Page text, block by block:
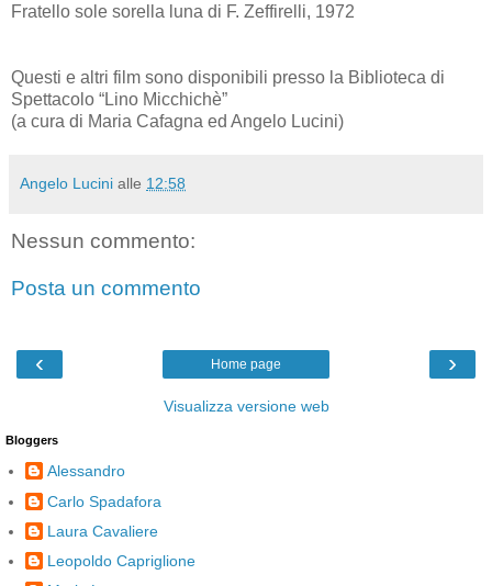
Fratello sole sorella luna di F. Zeffirelli, 1972
Questi e altri film sono disponibili presso la Biblioteca di
Spettacolo “Lino Micchichè”
(a cura di Maria Cafagna ed Angelo Lucini)
Angelo Lucini alle 12:58
Nessun commento:
Posta un commento
‹ ›
Home page
Visualizza versione web
Bloggers
Alessandro
Carlo Spadafora
Laura Cavaliere
Leopoldo Capriglione